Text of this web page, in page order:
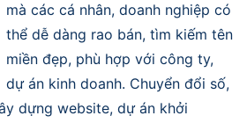
mà các cá nhân, doanh nghiệp có
thể dễ dàng rao bán, tìm kiếm tên
miền đẹp, phù hợp với công ty,
dự án kinh doanh. Chuyển đổi số,
dựng website, dự án khởi